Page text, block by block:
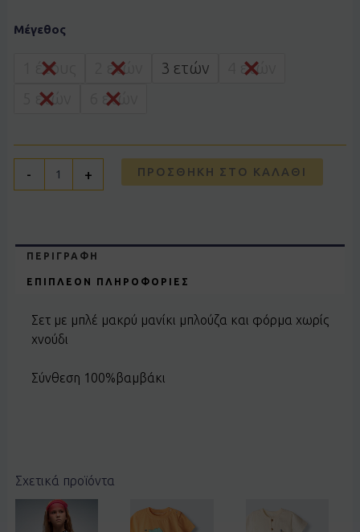
Μέγεθος
1 έτους 2 ετών 3 ετών
4 ετών
5 ετών
6 ετών
-
ACTION
ποσότητα
+ ΠΡΟΣΘΉΚΗ ΣΤΟ ΚΑΛΆΘΙ
ΠΕΡΙΓΡΑΦΉ
ΕΠΙΠΛΈΟΝ ΠΛΗΡΟΦΟΡΊΕΣ
Σετ με μπλέ μακρύ μανίκι μπλούζα και φόρμα χωρίς
χνούδι
Σύνθεση 100%βαμβάκι
Σχετικά προϊόντα